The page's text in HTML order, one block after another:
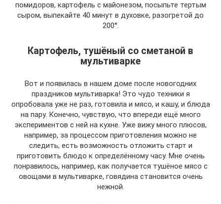
помидоров, картофель с майонезом, посыпьте тертым
сыром, выпекайте 40 минут в духовке, разогретой до
200°.
Картофель, тушёный со сметаной в
мультиварке
Вот и появилась в нашем доме после новогодних
праздников мультиварка! Это чудо техники я
опробовала уже не раз, готовила и мясо, и кашу, и блюда
на пару. Конечно, чувствую, что впереди ещё много
экспериментов с ней на кухне. Уже вижу много плюсов,
например, за процессом приготовления можно не
следить, есть возможность отложить старт и
приготовить блюдо к определённому часу. Мне очень
понравилось, например, как получается тушёное мясо с
овощами в мультиварке, говядина становится очень
нежной.